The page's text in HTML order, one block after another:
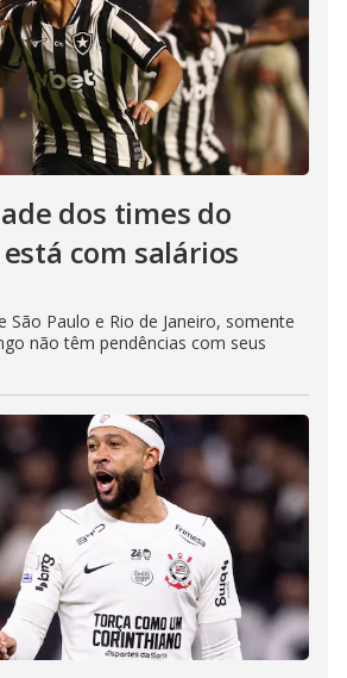
dos times do
com salários
São Paulo e Rio de Janeiro, somente
não têm pendências com seus